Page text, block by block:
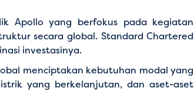
Apollo yang berfokus pada kegiatan
secara global. Standard Chartered
investasinya.
menciptakan kebutuhan modal yang
yang berkelanjutan, dan aset-aset